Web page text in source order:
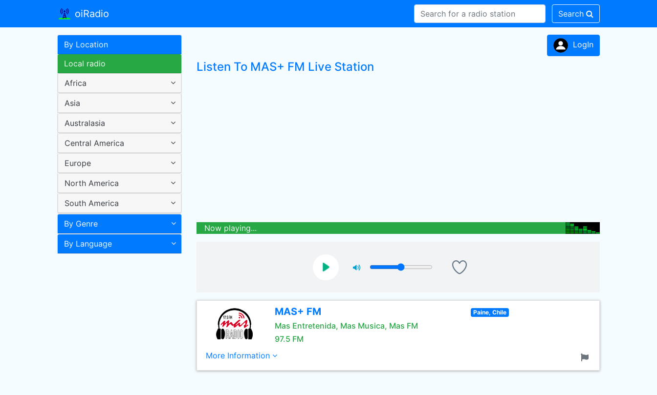
oiRadio Search
By Location
Local radio
Africa
Asia
Australasia
Central America
Europe
North America
South America
By Genre
By Language
LogIn
Listen To MAS+ FM Live Station
Now playing...
MAS+ FM
Mas Entretenida, Mas Musica, Mas FM
97.5 FM
Paine, Chile
More Information